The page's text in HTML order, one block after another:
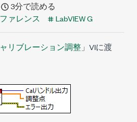
3分で読める
ァレンス LabVIEW G
ャリブレーション調整 」VIに渡